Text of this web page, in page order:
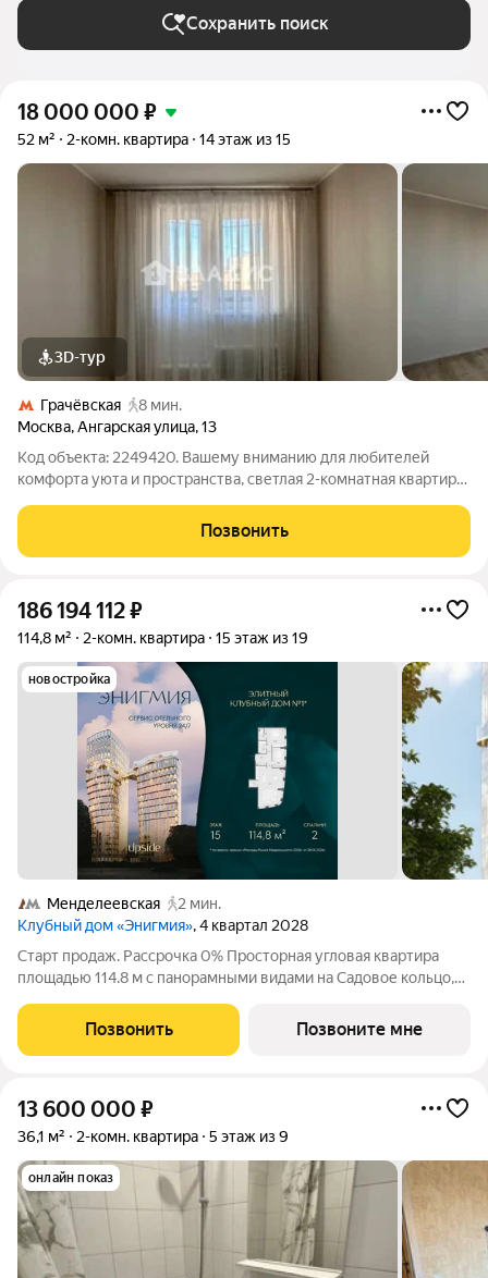
Сохранить поиск
18 000 000 ₽
52 м² 2-комн. квартира 14 этаж из 15
3D-тур
Грачёвская
8 мин.
Москва,Ангарская улица,13
Код объекта: 2249420. Вашему вниманию для любителей
комфорта уюта и пространства, светлая 2-комнатная квартира
дарит больше света и открытые виды на улицу , а
изолированные комнаты 14 и 18 м
Позвонить
186 194 112₽
114,8 м² 2-комн. квартира 15 этаж из 19
новостройка
Менделеевская
2 мин.
Клубный дом «Энигмия», 4 квартал 2028
Старт продаж. Рассрочка 0% Просторная угловая квартира
площадью 114.8 м с панорамными видами на Садовое кольцо,
мастер-спальней и гардеробной с окном. ЭНИГМИЯ дом-
скульптура, притягивающий
Позвонить Позвоните мне
13 600 000 ₽
36,1 м² 2-комн. квартира 5 этаж из 9
онлайн показ